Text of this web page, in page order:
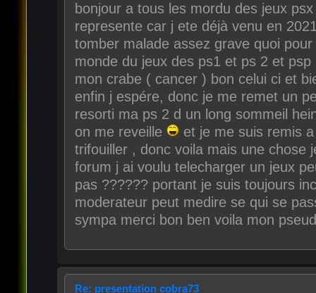
bonjour a tous les mordu des jeux
represente car j ete déjà venu en
tomber malade assez grave quoi
monde du jeux des ps1 et ps 2 et
mon crabe ( cancer ) bon celui ci et
enfin j espére, donc je me remet un
resorti ma ps 2 d un long sommeil
on me reveille
et je me suis remis
trifouiller , donc voila mais une chose
forum j ai voulu telecharger un jeux
pas ?????? portant je suis toujours
moderateur peut medire se qui se
sympa merci bon ben voila mon
Re: presentation cobra73